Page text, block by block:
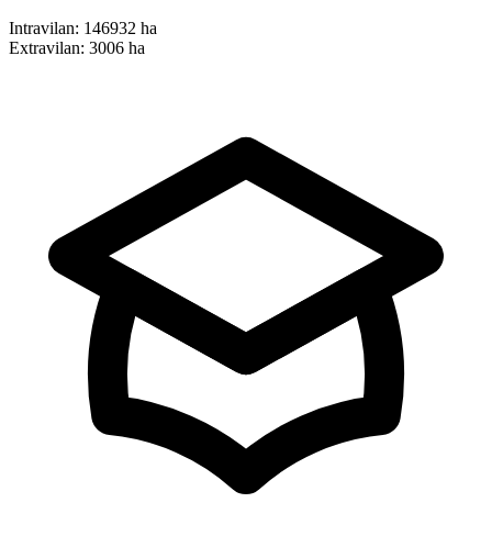
Intravilan: 146932 ha
Extravilan: 3006 ha